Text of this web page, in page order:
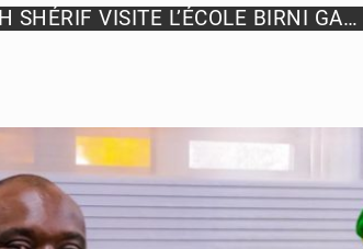
ZINDER : ÉLISABETH SHÉRIF VISITE L’ÉCOLE BIRNI GARÇON